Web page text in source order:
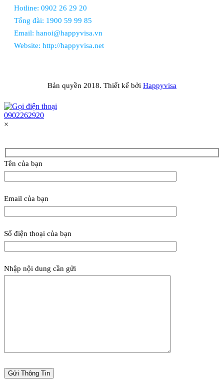
Hotline: 0902 26 29 20
Tổng đài: 1900 59 99 85
Email: hanoi@happyvisa.vn
Website: http://happyvisa.net
Bản quyền 2018. Thiết kế bởi Happyvisa
0902262920
×
Tên của bạn
Email của bạn
Số điện thoại của bạn
Nhập nội dung cần gửi